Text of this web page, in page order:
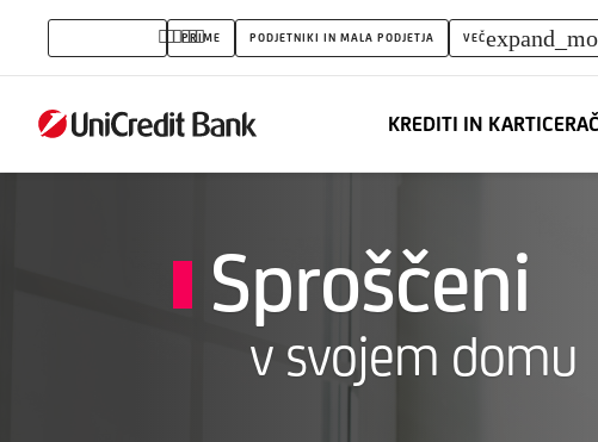
Zavarovanje
osebnega
premoženja
PRIME PODJETNIKI IN MALA PODJETJA VEČ
KREDITI IN KARTICE
Sproščeni
v svojem domu